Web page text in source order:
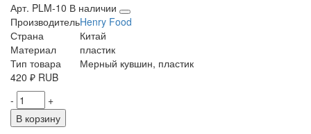
Арт. PLM-10 В наличии
ПроизводительHenry Food
Страна
Китай
Материал
пластик
Тип товара
Мерный кувшин, пластик
420 ₽ RUB
-
+
В корзину